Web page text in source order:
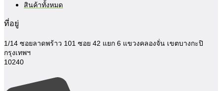
สินค้าทั้งหมด
ที่อยู่
1/14 ซอยลาดพร้าว 101 ซอย 42 แยก 6 แขวงคลองจั่น เขตบางกะปิ
กรุงเทพฯ
10240